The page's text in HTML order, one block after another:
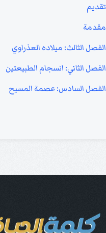
تقديم
مقدمة
الفصل الثالث: ميلاده العذراوي
الفصل الثاني: انسجام الطبيعتين
الفصل السادس: عصمة المسيح